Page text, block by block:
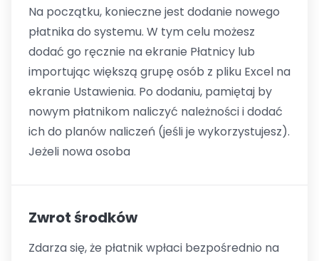
Na początku, konieczne jest dodanie nowego
płatnika do systemu. W tym celu możesz
dodać go ręcznie na ekranie Płatnicy lub
importując większą grupę osób z pliku Excel na
ekranie Ustawienia. Po dodaniu, pamiętaj by
nowym płatnikom naliczyć należności i dodać
ich do planów naliczeń (jeśli je wykorzystujesz).
Jeżeli nowa osoba
Zwrot środków
Zdarza się, że płatnik wpłaci bezpośrednio na